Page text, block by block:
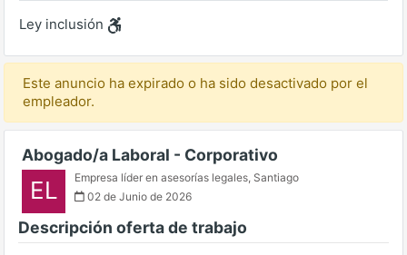
Ley inclusión
Este anuncio ha expirado o ha sido desactivado por el
empleador.
Abogado/a Laboral - Corporativo
EL Empresa líder en asesorías legales, Santiago
02 de Junio de 2026
Descripción oferta de trabajo